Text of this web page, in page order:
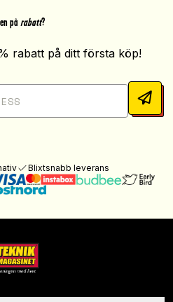
på rabatt?
rabatt på ditt första köp!
Blixtsnabb leverans